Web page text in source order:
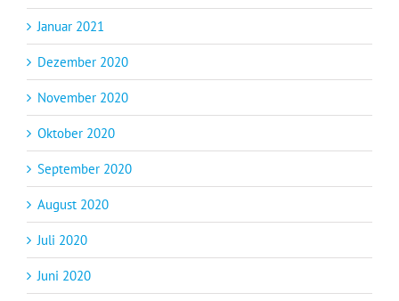
Januar 2021
Dezember 2020
November 2020
Oktober 2020
September 2020
August 2020
Juli 2020
Juni 2020